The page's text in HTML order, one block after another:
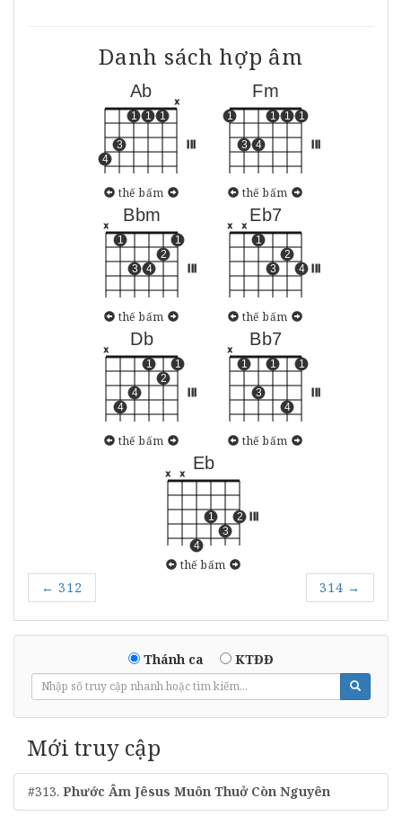
Danh sách hợp âm
Ab
4
3
1 1 1
x
thế bấm
Fm
1
3 4
1 1 1
thế bấm
Bbm
x
1
3 4
2
1
thế bấm
Eb7
x x
1
3
2
4
thế bấm
Db
x
4
4
1
2
1
thế bấm
Bb7
x
1
3
1
4
1
thế bấm
Eb
x x
4
1
3
2
thế bấm
← 312 314 →
Thánh ca KTĐĐ
Mới truy cập
#313. Phước Âm Jêsus Muôn Thuở Còn Nguyên